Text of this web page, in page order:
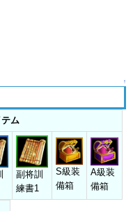
↑
ム
副将訓
練書1
S級装
備箱
A級装
備箱